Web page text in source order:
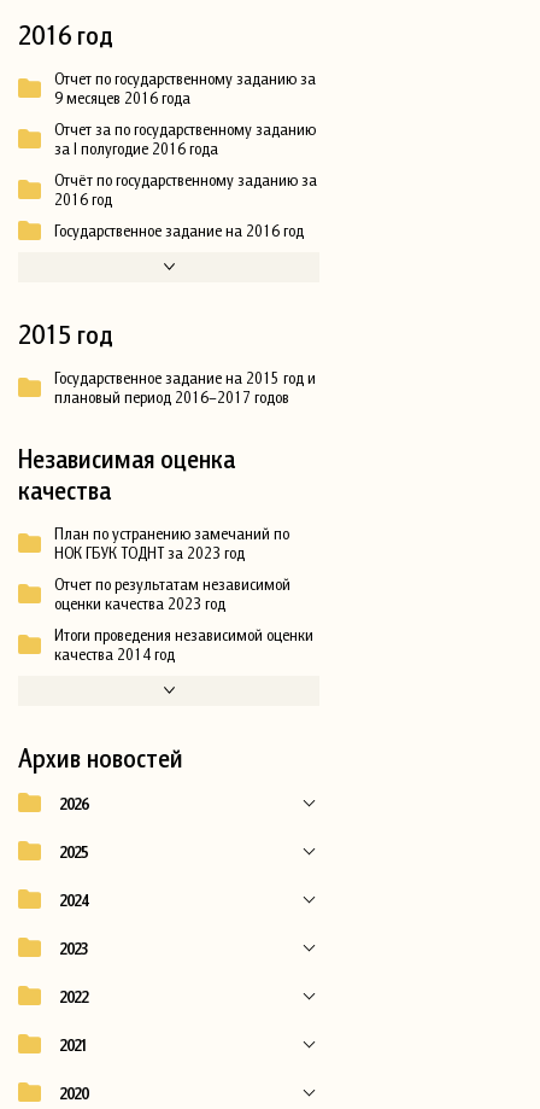
2016 год
Отчет по государственному заданию за
9 месяцев 2016 года
Отчет за по государственному заданию
за I полугодие 2016 года
Отчёт по государственному заданию за
2016 год
Государственное задание на 2016 год
2015 год
Государственное задание на 2015 год и
плановый период 2016–2017 годов
Независимая оценка
качества
План по устранению замечаний по
НОК ГБУК ТОДНТ за 2023 год
Отчет по результатам независимой
оценки качества 2023 год
Итоги проведения независимой оценки
качества 2014 год
Архив новостей
2026
2025
2024
2023
2022
2021
2020